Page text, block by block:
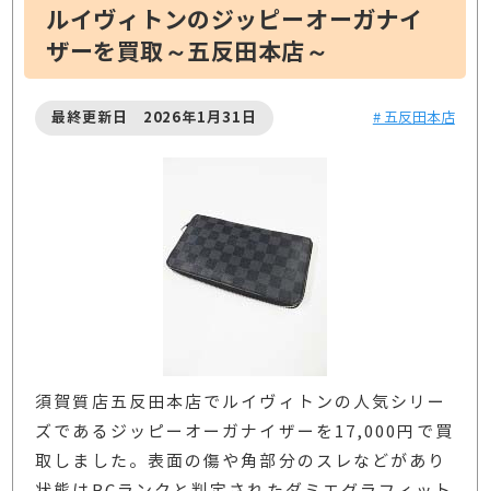
ルイヴィトンのジッピーオーガナイ
ザーを買取～五反田本店～
最終更新日 2026年1月31日 # 五反田本店
須賀質店五反田本店でルイヴィトンの人気シリー
ズであるジッピーオーガナイザーを17,000円で買
取しました。表面の傷や角部分のスレなどがあり